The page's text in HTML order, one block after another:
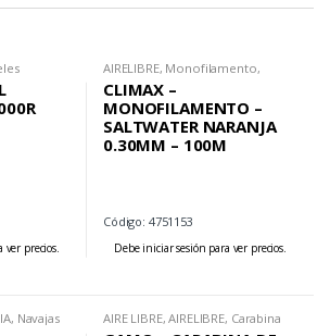
ver precios.
AIRELIBRE, Monofilamento,
CLIMAX –
MONOFILAMENTO –
SALTWATER NARANJA
0.30MM – 100M
Código: 4751153
Debe iniciar sesión para ver precios.
, Navajas AIRE LIBRE,AIRELIBRE, Carabina